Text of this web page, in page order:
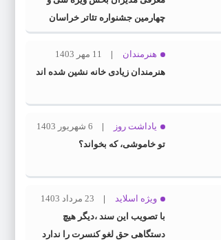
چهارمین جشنواره تئاتر خراسان
رضوی
هنرمندان
11 مهر 1403
هنرمندان زیادی خانه نشین شده اند
یاداشت روز
6 شهریور 1403
تو خاموشی، که بخواند؟
ویژه اسلاید
23 مرداد 1403
با تصویب این سند ،دیگر هیچ
دستگاهی حق لغو کنسرت را ندارد